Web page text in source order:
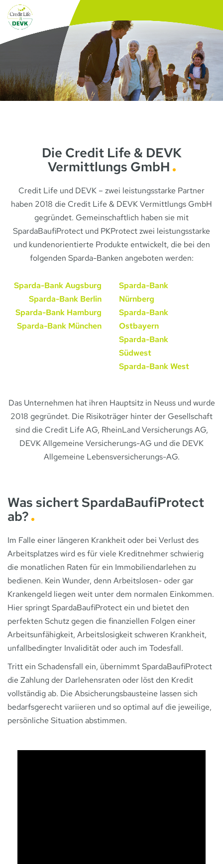
Die Credit Life & DEVK
Vermittlungs GmbH
Credit Life und DEVK – zwei leistungsstarke Partner
haben 2018 die Credit Life & DEVK Vermittlungs GmbH
gegründet. Gemeinschaftlich haben sie mit
SpardaBaufiProtect und PKProtect zwei leistungsstarke
und kundenorientierte Produkte entwickelt, die bei den
folgenden Sparda-Banken angeboten werden:
Sparda-Bank Augsburg
Sparda-Bank Berlin
Sparda-Bank Hamburg
Sparda-Bank München
Sparda-Bank
Nürnberg
Sparda-Bank
Ostbayern
Sparda-Bank
Südwest
Sparda-Bank West
Das Unternehmen hat ihren Hauptsitz in Neuss und wurde
2018 gegründet. Die Risikoträger hinter der Gesellschaft
sind die Credit Life AG, RheinLand Versicherungs AG,
DEVK Allgemeine Versicherungs-​AG und die DEVK
Allgemeine Lebensversicherungs-​AG.
Was sichert SpardaBaufiProtect
ab?
Im Falle einer längeren Krankheit oder bei Verlust des
Arbeitsplatzes wird es für viele Kreditnehmer schwierig
die monatlichen Raten für ein Immobiliendarlehen zu
bedienen. Kein Wunder, denn Arbeitslosen- oder gar
Krankengeld liegen weit unter dem normalen Einkommen.
Hier springt SpardaBaufiProtect ein und bietet den
perfekten Schutz gegen die finanziellen Folgen einer
Arbeitsunfähigkeit, Arbeitslosigkeit schweren Krankheit,
unfallbedingter Invalidität oder auch im Todesfall.
Tritt ein Schadensfall ein, übernimmt SpardaBaufiProtect
die Zahlung der Darlehensraten oder löst den Kredit
vollständig ab. Die Absicherungsbausteine lassen sich
bedarfsgerecht variieren und so optimal auf die jeweilige,
persönliche Situation abstimmen.